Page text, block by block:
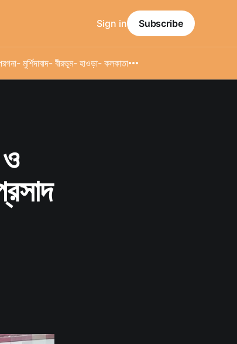
- মুর্শিদাবাদ- বীরভূম- হাওড়া- কলকাতা
Sign in Subscribe